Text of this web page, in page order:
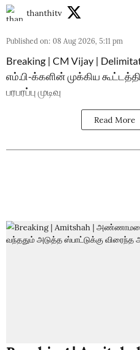
thanthitv
Published on: 08 Aug 2026, 5:11 pm
Breaking | CM Vijay |
எம்.பி-க்களின் முக்கிய
பரபரப்பு முடிவு
Read More